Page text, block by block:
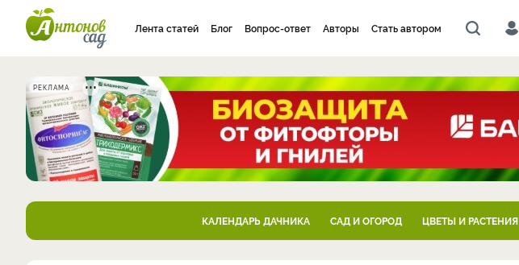
Лента статей Блог Вопрос-ответ Авторы Стать автором
РЕКЛАМА
КАЛЕНДАРЬ ДАЧНИКА САД И ОГОРОД ЦВЕТЫ И РАСТЕНИЯ